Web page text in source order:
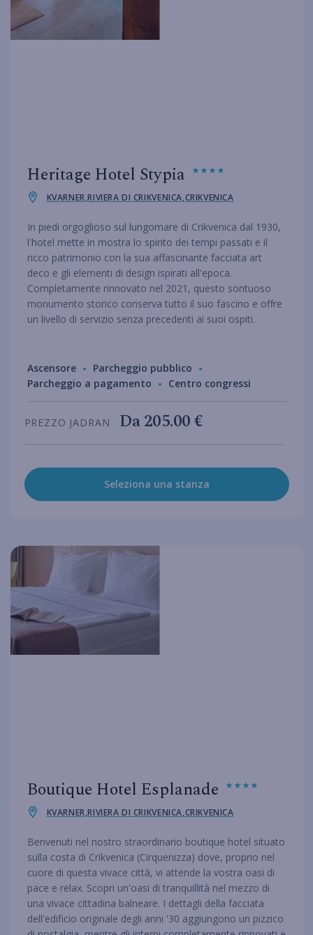
Heritage Hotel Stypia
KVARNER,RIVIERA DI CRIKVENICA,CRIKVENICA
In piedi orgoglioso sul lungomare di Crikvenica dal 1930,
l'hotel mette in mostra lo spirito dei tempi passati e il
ricco patrimonio con la sua affascinante facciata art
deco e gli elementi di design ispirati all'epoca.
Completamente rinnovato nel 2021, questo sontuoso
monumento storico conserva tutto il suo fascino e offre
un livello di servizio senza precedenti ai suoi ospiti.
Ascensore
Parcheggio pubblico
Parcheggio a pagamento
Centro congressi
PREZZO JADRAN Da205.00 €
Seleziona una stanza
hotel
Boutique Hotel Esplanade
KVARNER,RIVIERA DI CRIKVENICA,CRIKVENICA
Benvenuti nel nostro straordinario boutique hotel situato
sulla costa di Crikvenica (Cirquenizza) dove, proprio nel
cuore di questa vivace città, vi attende la vostra oasi di
pace e relax. Scopri un'oasi di tranquillità nel mezzo di
una vivace cittadina balneare. I dettagli della facciata
dell'edificio originale degli anni '30 aggiungono un pizzico